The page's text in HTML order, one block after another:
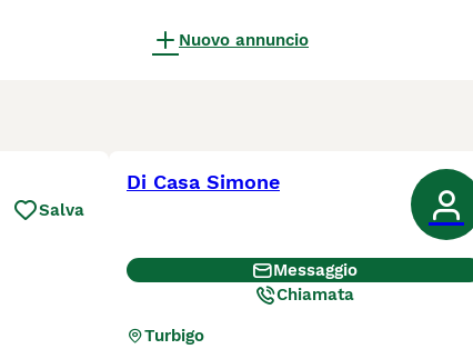
Nuovo annuncio
Salva
Di Casa Simone
Messaggio
Chiamata
Turbigo